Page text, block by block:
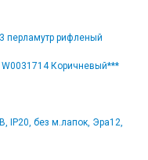
перламутр рифленый
Коричневый***
IP20, без м.лапок, Эра12,